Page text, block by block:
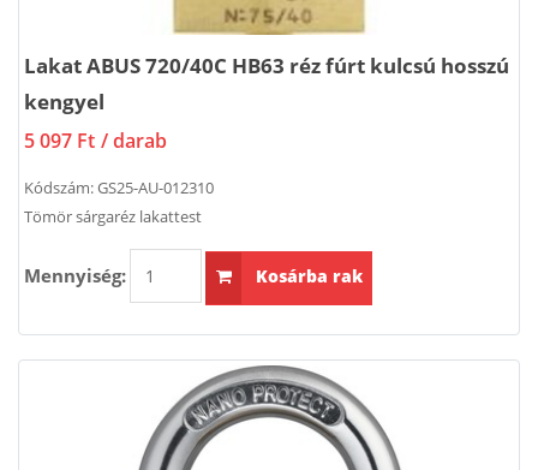
Lakat ABUS 720/40C HB63 réz fúrt kulcsú hosszú
kengyel
5 097 Ft / darab
Kódszám:GS25-AU-012310
Tömör sárgaréz lakattest
Mennyiség: Kosárba rak